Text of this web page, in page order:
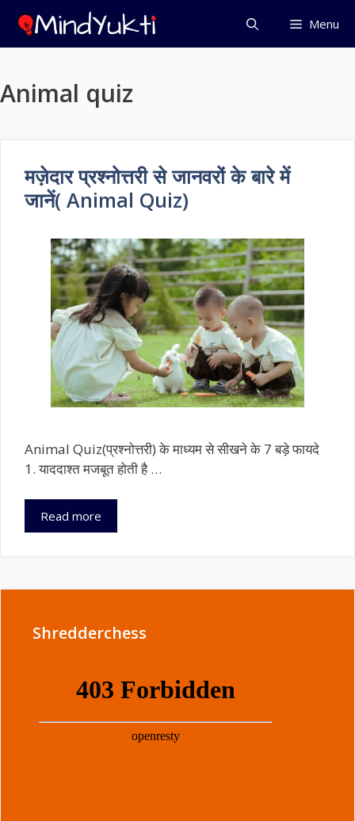
Skip
content
Menu
Animal quiz
मज़ेदार प्रश्नोत्तरी से जानवरों के बारे में
जानें( Animal Quiz)
Animal Quiz(प्रश्नोत्तरी) के माध्यम से सीखने के 7 बड़े फायदे
1. याददाश्त मजबूत होती है …
Read more
प्रश्नोत्तरी
जानें(
Shredderchess